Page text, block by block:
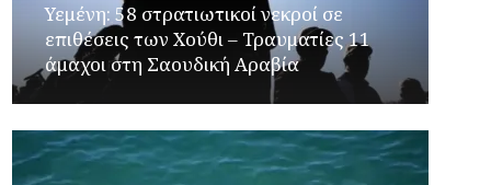
Υεμένη: 58 στρατιωτικοί νεκροί σε
επιθέσεις των Χούθι – Τραυματίες 11
άμαχοι στη Σαουδική Αραβία